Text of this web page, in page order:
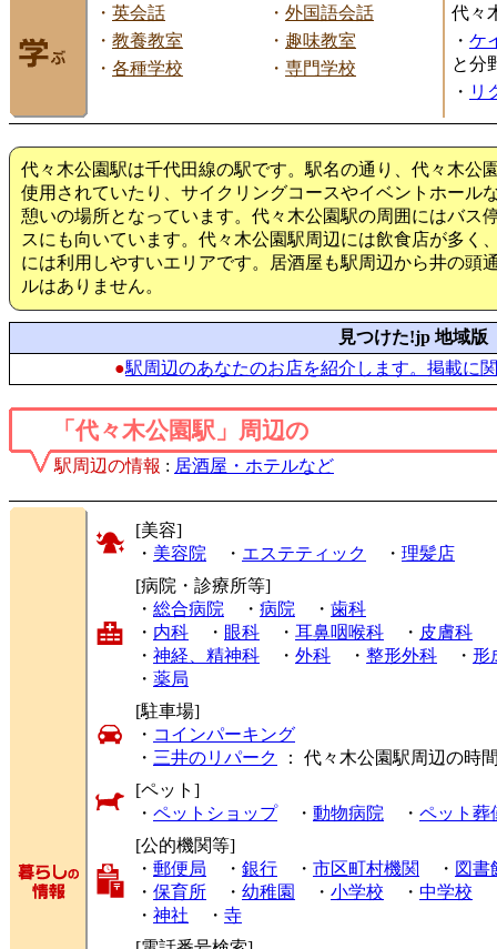
・ 英会話 ・ 外国語会話
・ 教養教室 ・ 趣味教室
・ 各種学校 ・ 専門学校
代々
・ ケ
と分
・ リ
代々木公園駅は千代田線の駅です。駅名の通り、代々木公
使用されていたり、サイクリングコースやイベントホール
憩いの場所となっています。代々木公園駅の周囲にはバス
スにも向いています。代々木公園駅周辺には飲食店が多く
には利用しやすいエリアです。居酒屋も駅周辺から井の頭
ルはありません。
見つけた!jp 地域版
●駅周辺のあなたのお店を紹介します。掲載に
「代々木公園駅」周辺の
駅周辺の情報 : 居酒屋・ホテルなど
[美容]
・ 美容院 ・ エステティック ・ 理髪店
[病院・診療所等]
・ 総合病院 ・ 病院 ・ 歯科
・ 内科 ・ 眼科 ・ 耳鼻咽喉科 ・ 皮膚科
・ 神経、精神科 ・ 外科 ・ 整形外科 ・ 形
・ 薬局
[駐車場]
・ コインパーキング
・ 三井のリパーク
： 代々木公園駅周辺の時
[ペット]
・ ペットショップ・ 動物病院 ・ ペット葬
[公的機関等]
・ 郵便局 ・ 銀行 ・ 市区町村機関 ・ 図書
・ 保育所 ・ 幼稚園 ・ 小学校 ・ 中学校
・ 神社 ・ 寺